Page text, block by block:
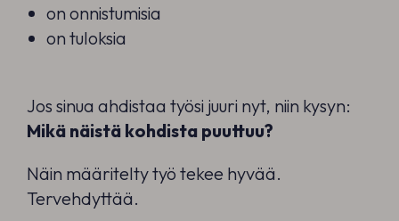
on onnistumisia
on tuloksia
Jos sinua ahdistaa työsi juuri nyt, niin kysyn:
Mikä näistä kohdista puuttuu?
Näin määritelty työ tekee hyvää.
Tervehdyttää.